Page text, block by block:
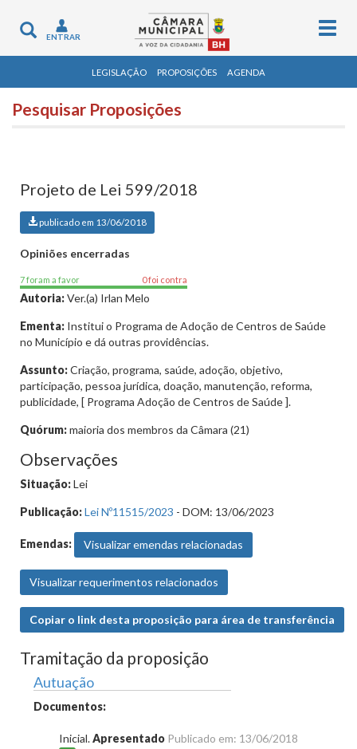
Toggle
navigation
ENTRAR
LEGISLAÇÃO PROPOSIÇÕES AGENDA
Pesquisar Proposições
Projeto de Lei 599/2018
publicado em 13/06/2018
Opiniões encerradas
7 foram a favor 0 foi contra
Autoria:Ver.(a) Irlan Melo
Ementa: Institui o Programa de Adoção de Centros de Saúde
no Município e dá outras providências.
Assunto:Criação, programa, saúde, adoção, objetivo,
participação, pessoa jurídica, doação, manutenção, reforma,
publicidade, [ Programa Adoção de Centros de Saúde ].
Quórum:maioria dos membros da Câmara (21)
Observações
Situação:Lei
Publicação:Lei Nº11515/2023 - DOM: 13/06/2023
Emendas: Visualizar emendas relacionadas
Visualizar requerimentos relacionados
Copiar o link desta proposição para área de transferência
Tramitação da proposição
Autuação
Documentos:
Inicial.Apresentado Publicado em: 13/06/2018